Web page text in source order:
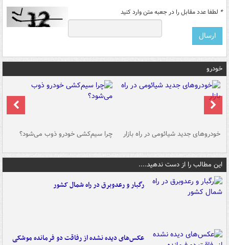
* لطفا عدد مقابل را در جعبه متن وارد کنید
خودرو
خودروهای جدید شیائومی در راه بازار چرا سیم‌کشی خودرو ذوب می‌شود؟
این مطالب را از دست ندهید....
رگبار و رعدوبرق در راه شمال کشور
عکس‌های دیده نشده از رفاقت دو فرمانده‌ موشکی